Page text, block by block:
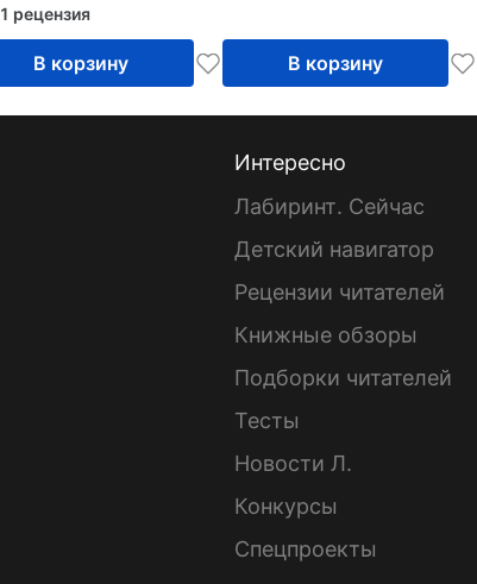
1 рецензия
В корзину В корзину
Интересно
Лабиринт. Сейчас
Детский навигатор
Рецензии читателей
Книжные обзоры
Подборки читателей
Тесты
Новости Л.
Конкурсы
Спецпроекты